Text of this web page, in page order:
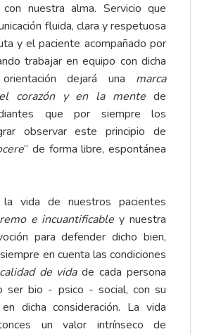
nuestra alma. Servicio que
fluida, clara y respetuosa
y el paciente acompañado por
trabajar en equipo con dicha
dejará una marca
corazón y en la mente de
que por siempre los
observar este principio de
” de forma libre, espontánea
vida de nuestros pacientes
e incuantificable y nuestra
para defender dicho bien,
en cuenta las condiciones
calidad de vidade cada persona
ser bio - psico - social, con su
dicha consideración. La vida
un valor intrínseco de